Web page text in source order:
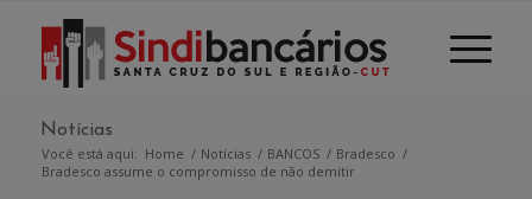
Notícias
Você está aqui: Home / Notícias / BANCOS / Bradesco /
Bradesco assume o compromisso de não demitir